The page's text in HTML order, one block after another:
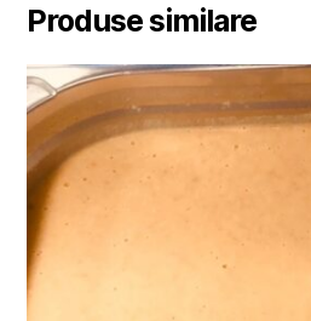
Produse similare